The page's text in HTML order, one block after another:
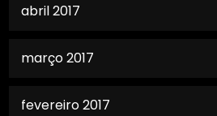
abril 2017
março 2017
fevereiro 2017